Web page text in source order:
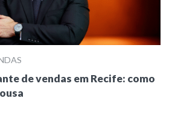
de vendas em Recife: como